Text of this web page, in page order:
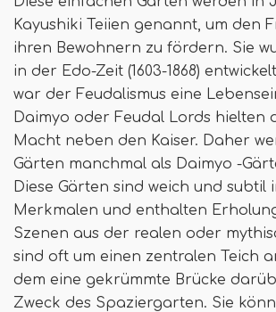
Kayushiki Teiien genannt, um den
ihren Bewohnern zu fördern. Sie
in der Edo-Zeit (1603-1868)
war der Feudalismus eine
Daimyo oder Feudal Lords hielten
Macht neben den Kaiser. Daher
Gärten manchmal als Daimyo -
Diese Gärten sind weich und subtil
Merkmalen und enthalten
Szenen aus der realen oder
sind oft um einen zentralen Teich
dem eine gekrümmte Brücke
Zweck des Spaziergarten. Sie